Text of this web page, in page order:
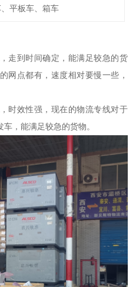
平板车、箱车
走到时间确定，能满足较急的货
网点都有，速度相对要慢一些，
时效性强，现在的物流专线对于
，能满足较急的货物。